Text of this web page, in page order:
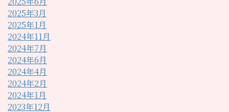
2025年3月
2025年1月
2024年11月
2024年7月
2024年6月
2024年4月
2024年2月
2024年1月
2023年12月